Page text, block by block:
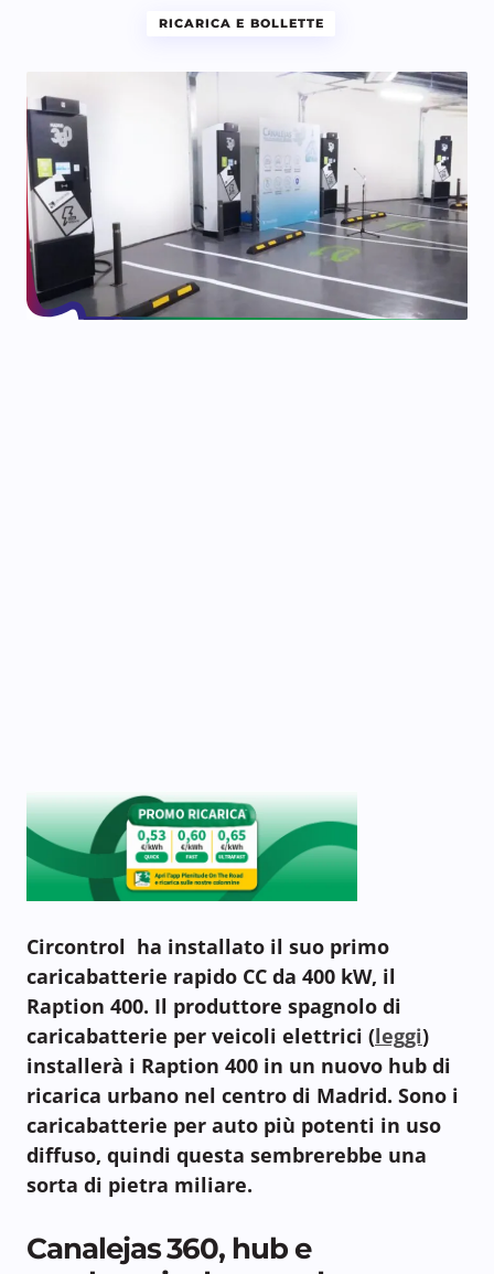
RICARICA E BOLLETTE
Circontrol ha installato il suo primo
caricabatterie rapido CC da 400 kW, il
Raption 400. Il produttore spagnolo di
caricabatterie per veicoli elettrici (leggi)
installerà i Raption 400 in un nuovo hub di
ricarica urbano nel centro di Madrid. Sono i
caricabatterie per auto più potenti in uso
diffuso, quindi questa sembrerebbe una
sorta di pietra miliare.
Canalejas 360, hub e